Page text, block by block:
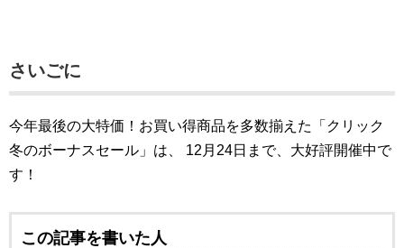
さいごに
今年最後の大特価！お買い得商品を多数揃えた「クリック
冬のボーナスセール」は、
12月24日まで、大好評開催中で
す！
この記事を書いた人